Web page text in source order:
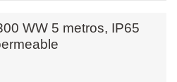
WW 5 metros, IP65